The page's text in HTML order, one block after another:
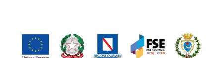
Ingrandisci
immagine